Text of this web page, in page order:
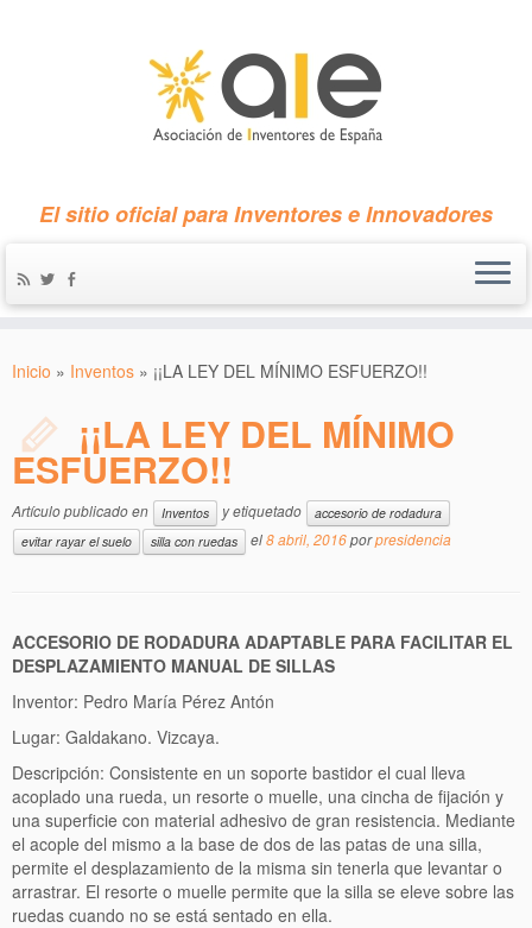
El sitio oficial para Inventores e Innovadores
Inicio » Inventos » ¡¡LA LEY DEL MÍNIMO ESFUERZO!!
¡¡LA LEY DEL MÍNIMO
ESFUERZO!!
Artículo publicado en Inventos y etiquetado
accesorio de rodadura
evitar rayar el suelo
silla con ruedas el8 abril, 2016porpresidencia
ACCESORIO DE RODADURA ADAPTABLE PARA FACILITAR EL
DESPLAZAMIENTO MANUAL DE SILLAS
Inventor: Pedro María Pérez Antón
Lugar: Galdakano. Vizcaya.
Descripción: Consistente en un soporte bastidor el cual lleva
acoplado una rueda, un resorte o muelle, una cincha de fijación y
una superficie con material adhesivo de gran resistencia. Mediante
el acople del mismo a la base de dos de las patas de una silla,
permite el desplazamiento de la misma sin tenerla que levantar o
arrastrar. El resorte o muelle permite que la silla se eleve sobre las
ruedas cuando no se está sentado en ella.